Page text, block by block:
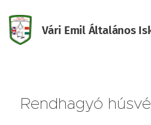
Vári Emil Általános
Rendhagyó